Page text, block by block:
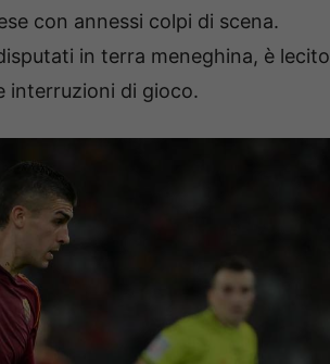
con annessi colpi di scena.
in terra meneghina, è lecito
interruzioni di gioco.